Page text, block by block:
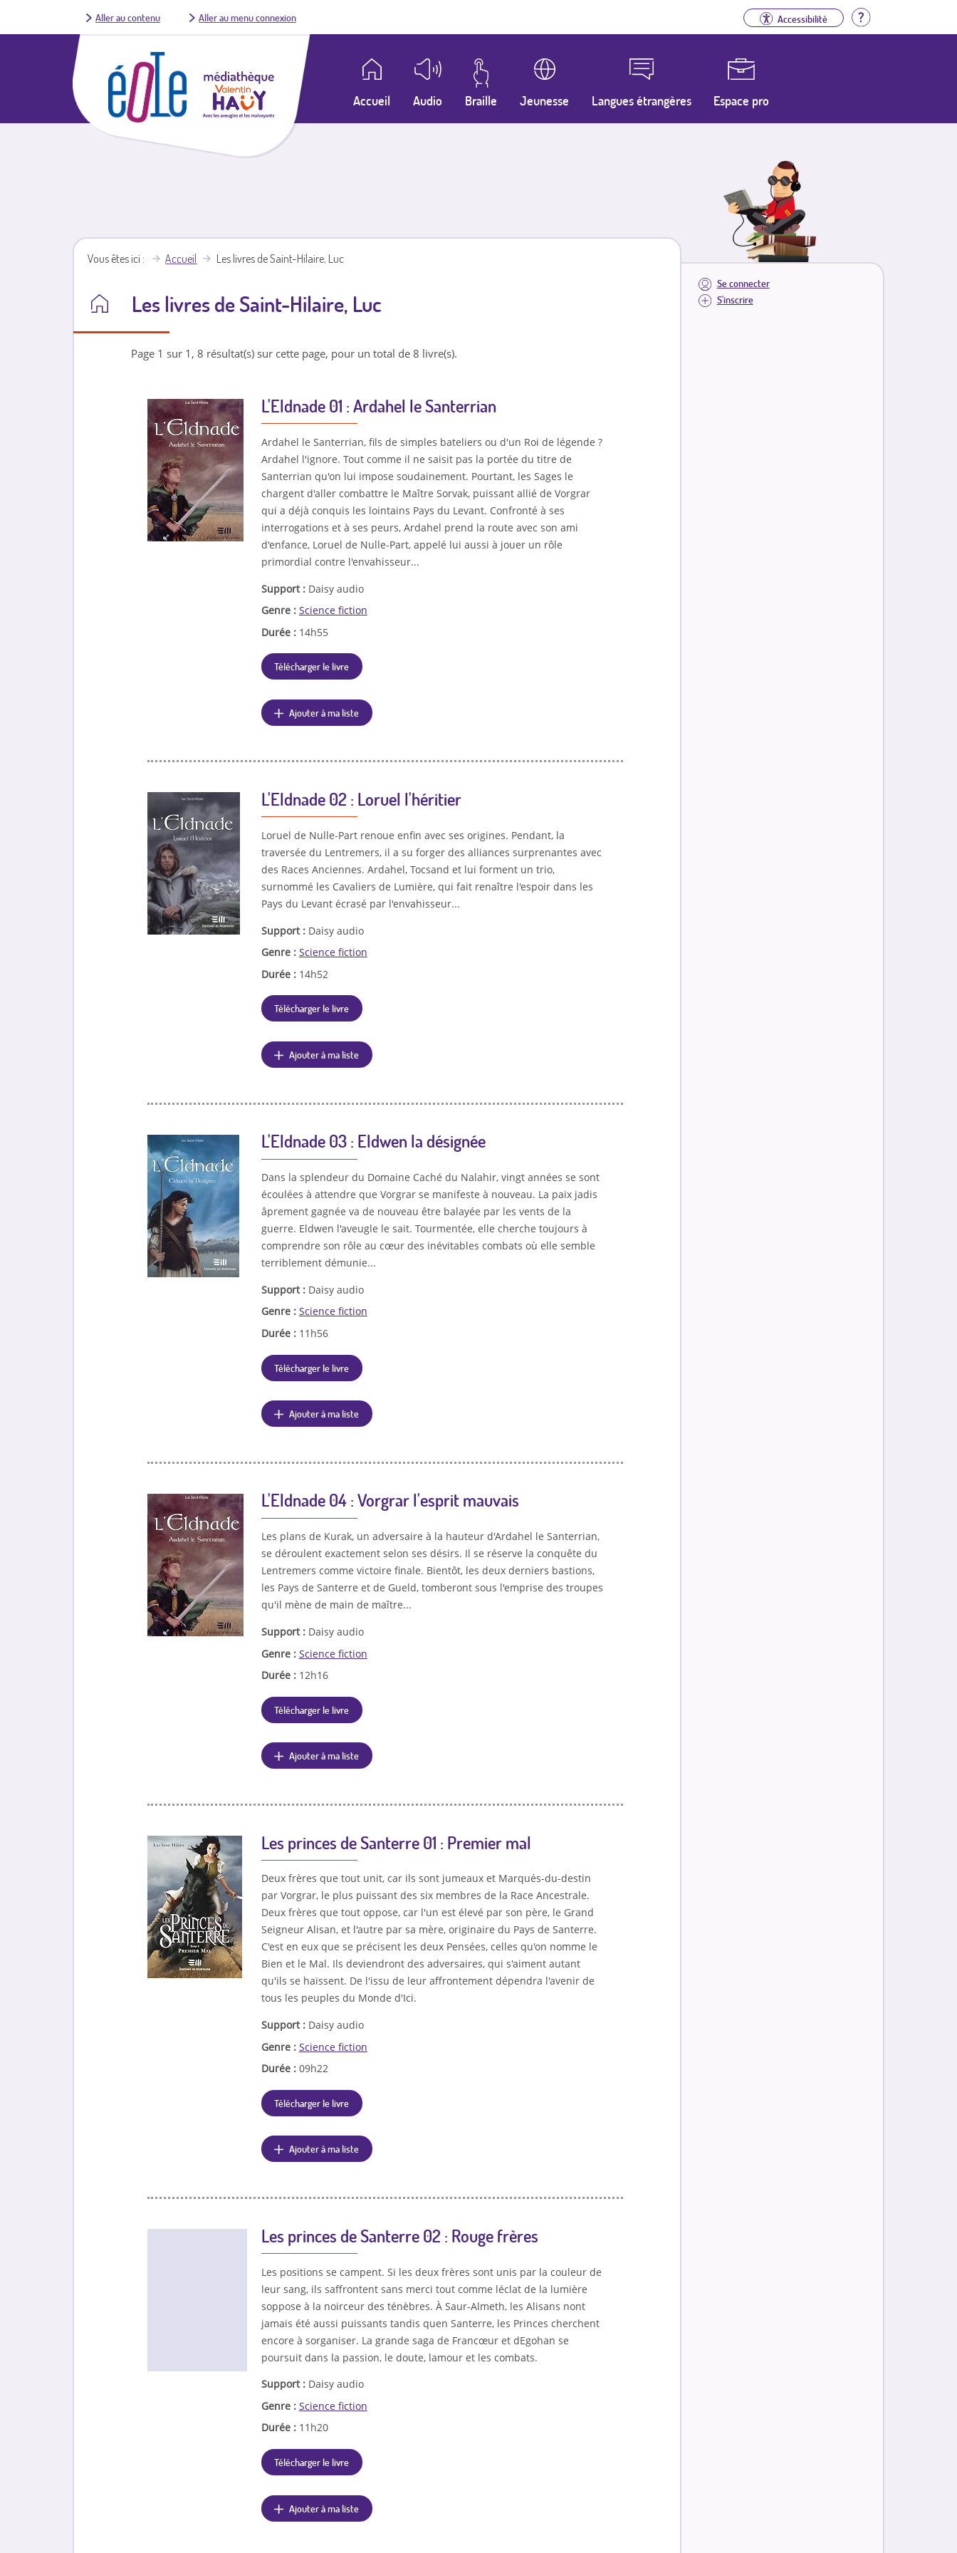
Aller au contenu Aller au menu connexion Accessibilité Aide
Accueil Audio Braille Jeunesse Langues étrangères Espace pro
Se connecter
S'inscrire
Vous êtes ici Accueil Les livres de Saint-Hilaire, Luc
Les livres de Saint-Hilaire, Luc
Page 1 sur 1, 8 résultat(s) sur cette page, pour un total de 8 livre(s).
L'Eldnade 01 : Ardahel le Santerrian
Ardahel le Santerrian, fils de simples bateliers ou d'un Roi de légende ?
Ardahel l'ignore. Tout comme il ne saisit pas la portée du titre de
Santerrian qu'on lui impose soudainement. Pourtant, les Sages le
chargent d'aller combattre le Maître Sorvak, puissant allié de Vorgrar
qui a déjà conquis les lointains Pays du Levant. Confronté à ses
interrogations et à ses peurs, Ardahel prend la route avec son ami
d'enfance, Loruel de Nulle-Part, appelé lui aussi à jouer un rôle
primordial contre l'envahisseur...
Support : Daisy audio
Genre : Science fiction
Durée : 14h55
Télécharger le livre
Ajouter à ma liste
L'Eldnade 02 : Loruel l'héritier
Loruel de Nulle-Part renoue enfin avec ses origines. Pendant, la
traversée du Lentremers, il a su forger des alliances surprenantes avec
des Races Anciennes. Ardahel, Tocsand et lui forment un trio,
surnommé les Cavaliers de Lumière, qui fait renaître l'espoir dans les
Pays du Levant écrasé par l'envahisseur...
Support : Daisy audio
Genre : Science fiction
Durée : 14h52
Télécharger le livre
Ajouter à ma liste
L'Eldnade 03 : Eldwen la désignée
Dans la splendeur du Domaine Caché du Nalahir, vingt années se sont
écoulées à attendre que Vorgrar se manifeste à nouveau. La paix jadis
âprement gagnée va de nouveau être balayée par les vents de la
guerre. Eldwen l'aveugle le sait. Tourmentée, elle cherche toujours à
comprendre son rôle au cœur des inévitables combats où elle semble
terriblement démunie...
Support : Daisy audio
Genre : Science fiction
Durée : 11h56
Télécharger le livre
Ajouter à ma liste
L'Eldnade 04 : Vorgrar l'esprit mauvais
Les plans de Kurak, un adversaire à la hauteur d'Ardahel le Santerrian,
se déroulent exactement selon ses désirs. Il se réserve la conquête du
Lentremers comme victoire finale. Bientôt, les deux derniers bastions,
les Pays de Santerre et de Gueld, tomberont sous l'emprise des troupes
qu'il mène de main de maître...
Support : Daisy audio
Genre : Science fiction
Durée : 12h16
Télécharger le livre
Ajouter à ma liste
Les princes de Santerre 01 : Premier mal
Deux frères que tout unit, car ils sont jumeaux et Marqués-du-destin
par Vorgrar, le plus puissant des six membres de la Race Ancestrale.
Deux frères que tout oppose, car l'un est élevé par son père, le Grand
Seigneur Alisan, et l'autre par sa mère, originaire du Pays de Santerre.
C'est en eux que se précisent les deux Pensées, celles qu'on nomme le
Bien et le Mal. Ils deviendront des adversaires, qui s'aiment autant
qu'ils se haïssent. De l'issu de leur affrontement dépendra l'avenir de
tous les peuples du Monde d'Ici.
Support : Daisy audio
Genre : Science fiction
Durée : 09h22
Télécharger le livre
Ajouter à ma liste
Les princes de Santerre 02 : Rouge frères
Les positions se campent. Si les deux frères sont unis par la couleur de
leur sang, ils saffrontent sans merci tout comme léclat de la lumière
soppose à la noirceur des ténèbres. À Saur-Almeth, les Alisans nont
jamais été aussi puissants tandis quen Santerre, les Princes cherchent
encore à sorganiser. La grande saga de Francœur et dEgohan se
poursuit dans la passion, le doute, lamour et les combats.
Support : Daisy audio
Genre : Science fiction
Durée : 11h20
Télécharger le livre
Ajouter à ma liste